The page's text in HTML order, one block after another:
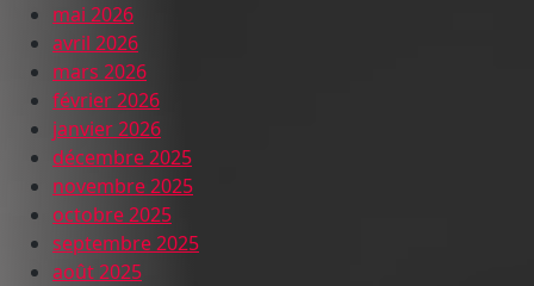
mai 2026
avril 2026
mars 2026
février 2026
janvier 2026
décembre 2025
novembre 2025
octobre 2025
septembre 2025
août 2025